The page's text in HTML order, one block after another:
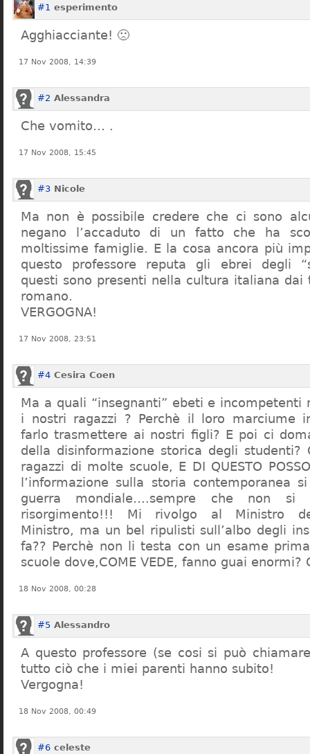
#1 esperimento
Agghiacciante! 🙁
17 Nov 2008, 14:39
#2 Alessandra
Che vomito… .
17 Nov 2008, 15:45
#3 Nicole
Ma non è possibile credere che ci sono
negano l’accaduto di un fatto che ha
moltissime famiglie. E la cosa ancora più
questo professore reputa gli ebrei degli
questi sono presenti nella cultura italiana dai
romano.
VERGOGNA!
17 Nov 2008, 23:51
#4 Cesira Coen
Ma a quali “insegnanti” ebeti e
i nostri ragazzi ? Perchè il loro marciume
farlo trasmettere ai nostri figli? E poi ci
della disinformazione storica degli
ragazzi di molte scuole, E DI QUESTO POSSO
l’informazione sulla storia contemporanea
guerra mondiale….sempre che non
risorgimento!!! Mi rivolgo al Ministro
Ministro, ma un bel ripulisti sull’albo degli
fa?? Perchè non li testa con un esame
scuole dove,COME VEDE, fanno guai enormi?
18 Nov 2008, 00:28
#5 Alessandro
A questo professore (se cosi si può
tutto ciò che i miei parenti hanno subito!
Vergogna!
18 Nov 2008, 00:49
#6 celeste